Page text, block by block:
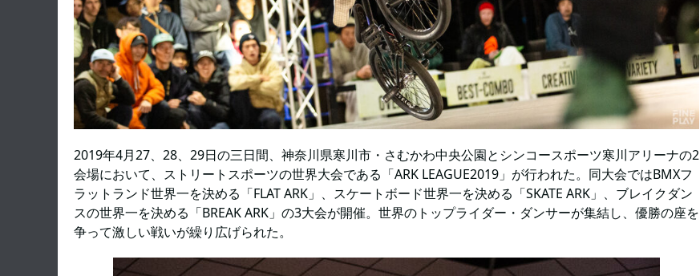
2019年4月27、28、29日の三日間、神奈川県寒川市・さむかわ中央公園とシンコースポーツ寒川アリーナの2
会場において、ストリートスポーツの世界大会である「ARK LEAGUE2019」が行われた。同大会ではBMXフ
ラットランド世界一を決める「FLAT ARK」、スケートボード世界一を決める「SKATE ARK」、ブレイクダン
スの世界一を決める「BREAK ARK」の3大会が開催。世界のトップライダー・ダンサーが集結し、優勝の座を
争って激しい戦いが繰り広げられた。